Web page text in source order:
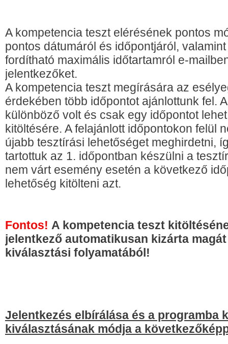
A kompetencia teszt elérésének pontos
pontos dátumáról és időpontjáról,
fordítható maximális időtartamról e-
jelentkezőket.
A kompetencia teszt megírására az
érdekében több időpontot ajánlottunk fel.
különböző volt és csak egy időpontot
kitöltésére. A felajánlott időpontokon felül
újabb tesztírási lehetőséget meghirdetni,
tartottuk az 1. időpontban készülni a
nem várt esemény esetén a következő
lehetőség kitölteni azt.
Fontos! A kompetencia teszt
jelentkező automatikusan kizárta
kiválasztási folyamatából!
Jelentkezés elbírálása és a programba
kiválasztásának módja a